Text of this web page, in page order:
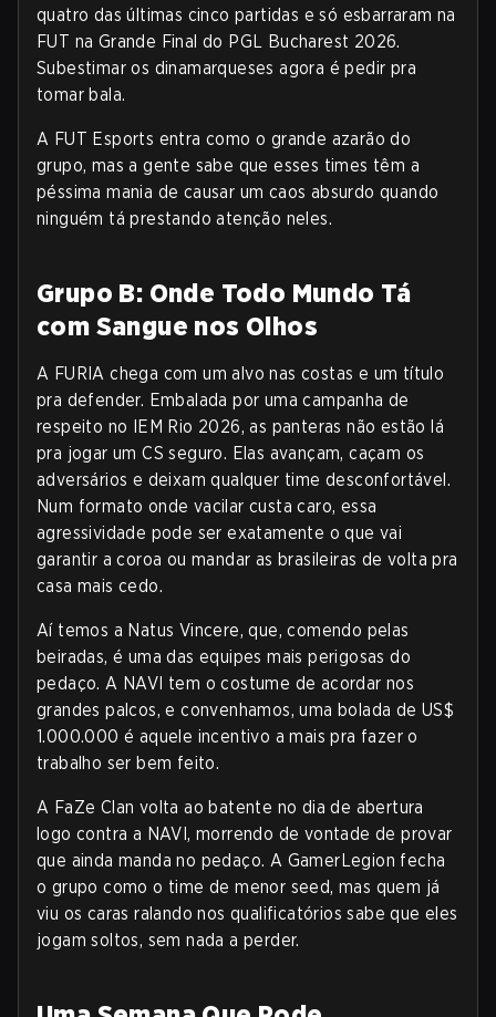
quatro das últimas cinco partidas e só esbarraram na
FUT na Grande Final do PGL Bucharest 2026.
Subestimar os dinamarqueses agora é pedir pra
tomar bala.
A FUT Esports entra como o grande azarão do
grupo, mas a gente sabe que esses times têm a
péssima mania de causar um caos absurdo quando
ninguém tá prestando atenção neles.
Grupo B: Onde Todo Mundo Tá
com Sangue nos Olhos
A FURIA chega com um alvo nas costas e um título
pra defender. Embalada por uma campanha de
respeito no IEM Rio 2026, as panteras não estão lá
pra jogar um CS seguro. Elas avançam, caçam os
adversários e deixam qualquer time desconfortável.
Num formato onde vacilar custa caro, essa
agressividade pode ser exatamente o que vai
garantir a coroa ou mandar as brasileiras de volta pra
casa mais cedo.
Aí temos a Natus Vincere, que, comendo pelas
beiradas, é uma das equipes mais perigosas do
pedaço. A NAVI tem o costume de acordar nos
grandes palcos, e convenhamos, uma bolada de US$
1.000.000 é aquele incentivo a mais pra fazer o
trabalho ser bem feito.
A FaZe Clan volta ao batente no dia de abertura
logo contra a NAVI, morrendo de vontade de provar
que ainda manda no pedaço. A GamerLegion fecha
o grupo como o time de menor seed, mas quem já
viu os caras ralando nos qualificatórios sabe que eles
jogam soltos, sem nada a perder.